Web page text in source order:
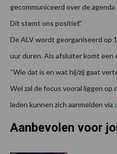
gecommuniceerd over de
Dit stemt ons positief.”
De ALV wordt georganiseerd op
uur duren. Als afsluiter komt een
“Wie dat is en wat hij/zij gaat
Wel zal de focus vooral liggen op
leden kunnen zich aanmelden via
Aanbevolen voor